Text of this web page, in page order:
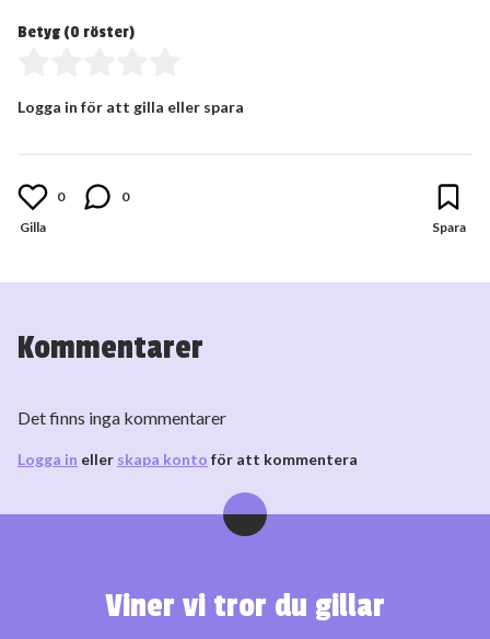
Betyg (0 röster)
Logga in för att gilla eller spara
0 0
Kommentarer
Det finns inga kommentarer
Logga in eller skapa konto för att kommentera
Viner vi tror du gillar